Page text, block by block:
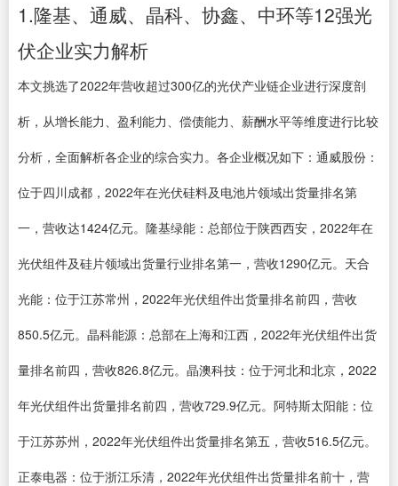
1.隆基、通威、晶科、协鑫、中环等12强光
伏企业实力解析
本文挑选了2022年营收超过300亿的光伏产业链企业进行深度剖
析，从增长能力、盈利能力、偿债能力、薪酬水平等维度进行比较
分析，全面解析各企业的综合实力。各企业概况如下：通威股份：
位于四川成都，2022年在光伏硅料及电池片领域出货量排名第
一，营收达1424亿元。隆基绿能：总部位于陕西西安，2022年在
光伏组件及硅片领域出货量行业排名第一，营收1290亿元。天合
光能：位于江苏常州，2022年光伏组件出货量排名前四，营收
850.5亿元。晶科能源：总部在上海和江西，2022年光伏组件出货
量排名前四，营收826.8亿元。晶澳科技：位于河北和北京，2022
年光伏组件出货量排名前四，营收729.9亿元。阿特斯太阳能：位
于江苏苏州，2022年光伏组件出货量排名第五，营收516.5亿元。
正泰电器：位于浙江乐清，2022年光伏组件出货量排名前十，营